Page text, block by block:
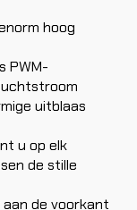
hoog
PWM-
uitblaas
u op elk
de stille
de voorkant